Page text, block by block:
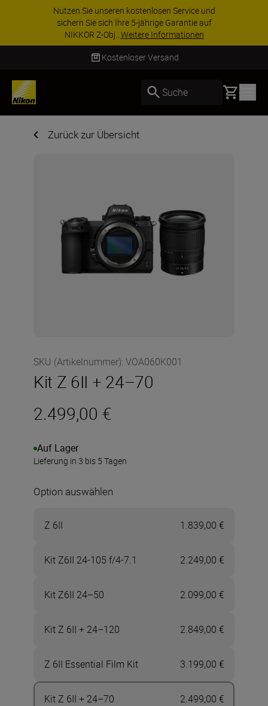
ZUBEHÖR IM ANGEBOT | Sparen Sie 15 % auf
ausgewähltes Zubehör und vervollständigen Sie
Ihre Ausrüstu...Jetzt einkaufen
Kostenloser Versand
Suche Basket
Zurück zur Übersicht
SKU (Artikelnummer): VOA060K001
Kit Z 6II + 24–70
2.499,00 €
Auf Lager
Lieferung in 3 bis 5 Tagen
Option auswählen
Z 6II 1.839,00 €
Kit Z6II 24-105 f/4-7.1 2.249,00 €
Kit Z6II 24–50 2.099,00 €
Kit Z 6II + 24–120 2.849,00 €
Z 6II Essential Film Kit 3.199,00 €
Kit Z 6II + 24–70 2.499,00 €